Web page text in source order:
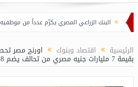
البنك الزراعي المصري يكرّم عدداً من موظفيه
الرئيسية اقتصاد وبنوك اورنچ مصر
بقيمة 7 مليارات جنيه مصري من تحالف يضم 8 بنوك